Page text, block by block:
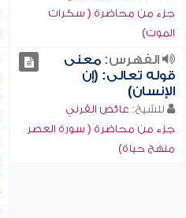
جزء من محاضرة ( سكرات
الموت)
الفهرس:معنى
قوله تعالى: (إن
الإنسان)
للشيخ: عائض القرني
جزء من محاضرة ( سورة العصر
منهج حياة)